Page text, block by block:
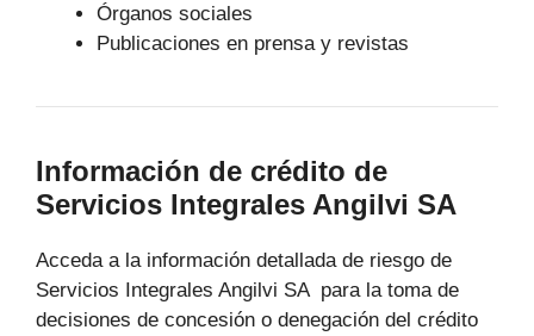
Órganos sociales
Publicaciones en prensa y revistas
Información de crédito de
Servicios Integrales Angilvi SA
Acceda a la información detallada de riesgo de
Servicios Integrales Angilvi SA para la toma de
decisiones de concesión o denegación del crédito